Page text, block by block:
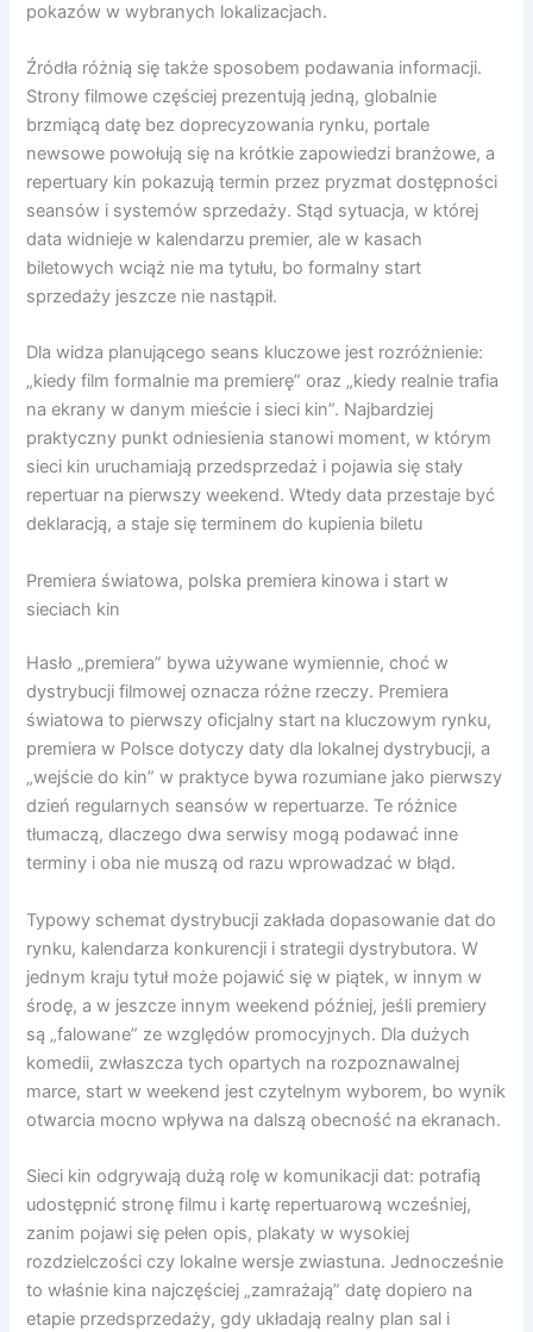
pokazów w wybranych lokalizacjach.
Źródła różnią się także sposobem podawania informacji.
Strony filmowe częściej prezentują jedną, globalnie
brzmiącą datę bez doprecyzowania rynku, portale
newsowe powołują się na krótkie zapowiedzi branżowe, a
repertuary kin pokazują termin przez pryzmat dostępności
seansów i systemów sprzedaży. Stąd sytuacja, w której
data widnieje w kalendarzu premier, ale w kasach
biletowych wciąż nie ma tytułu, bo formalny start
sprzedaży jeszcze nie nastąpił.
Dla widza planującego seans kluczowe jest rozróżnienie:
„kiedy film formalnie ma premierę” oraz „kiedy realnie trafia
na ekrany w danym mieście i sieci kin”. Najbardziej
praktyczny punkt odniesienia stanowi moment, w którym
sieci kin uruchamiają przedsprzedaż i pojawia się stały
repertuar na pierwszy weekend. Wtedy data przestaje być
deklaracją, a staje się terminem do kupienia biletu
Premiera światowa, polska premiera kinowa i start w
sieciach kin
Hasło „premiera” bywa używane wymiennie, choć w
dystrybucji filmowej oznacza różne rzeczy. Premiera
światowa to pierwszy oficjalny start na kluczowym rynku,
premiera w Polsce dotyczy daty dla lokalnej dystrybucji, a
„wejście do kin” w praktyce bywa rozumiane jako pierwszy
dzień regularnych seansów w repertuarze. Te różnice
tłumaczą, dlaczego dwa serwisy mogą podawać inne
terminy i oba nie muszą od razu wprowadzać w błąd.
Typowy schemat dystrybucji zakłada dopasowanie dat do
rynku, kalendarza konkurencji i strategii dystrybutora. W
jednym kraju tytuł może pojawić się w piątek, w innym w
środę, a w jeszcze innym weekend później, jeśli premiery
są „falowane” ze względów promocyjnych. Dla dużych
komedii, zwłaszcza tych opartych na rozpoznawalnej
marce, start w weekend jest czytelnym wyborem, bo wynik
otwarcia mocno wpływa na dalszą obecność na ekranach.
Sieci kin odgrywają dużą rolę w komunikacji dat: potrafią
udostępnić stronę filmu i kartę repertuarową wcześniej,
zanim pojawi się pełen opis, plakaty w wysokiej
rozdzielczości czy lokalne wersje zwiastuna. Jednocześnie
to właśnie kina najczęściej „zamrażają” datę dopiero na
etapie przedsprzedaży, gdy układają realny plan sal i